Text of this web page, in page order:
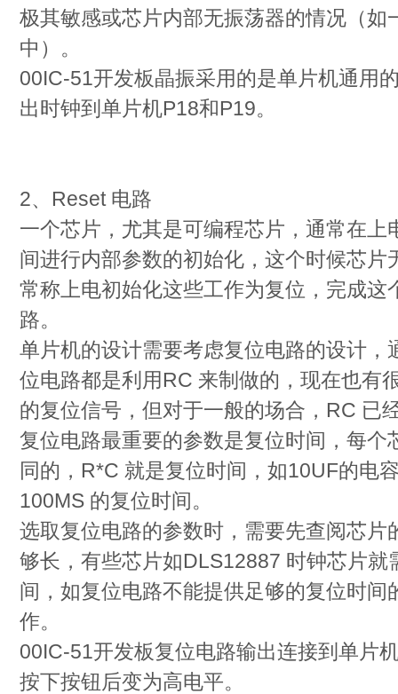
极其敏感或芯片内部无振荡器的情况（如
中）。
00IC-51开发板晶振采用的是单片机通用
出时钟到单片机P18和P19。
2、Reset 电路
一个芯片，尤其是可编程芯片，通常在上
间进行内部参数的初始化，这个时候芯片
常称上电初始化这些工作为复位，完成这
路。
单片机的设计需要考虑复位电路的设计，
位电路都是利用RC 来制做的，现在也有
的复位信号，但对于一般的场合，RC 已
复位电路最重要的参数是复位时间，每个
同的，R*C 就是复位时间，如10UF的电
100MS 的复位时间。
选取复位电路的参数时，需要先查阅芯片
够长，有些芯片如DLS12887 时钟芯片就
间，如复位电路不能提供足够的复位时间
作。
00IC-51开发板复位电路输出连接到单片
按下按钮后变为高电平。